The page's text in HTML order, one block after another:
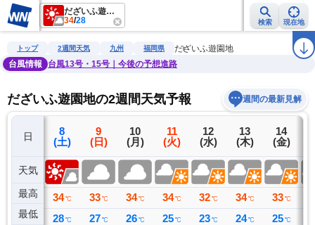
だざいふ遊園地
34/28 検索 現在地
雨雲レーダー 台風情報 地震情報 警報・注意報 ラ
トップ 2週間天気 九州 福岡県
だざいふ遊園地
台風情報
台風13号・15号｜今後の予想進路
だざいふ遊園地の2週間天気予報 週間の最新見解
日
天気
最高
最低
7
(金)
35 ℃
29 ℃
8
(土)
34 ℃
28 ℃
9
(日)
33 ℃
27 ℃
10
(月)
34 ℃
26 ℃
11
(火)
34 ℃
25 ℃
12
(水)
32 ℃
23 ℃
13
(木)
34 ℃
24 ℃
14
(金)
33 ℃
25 ℃